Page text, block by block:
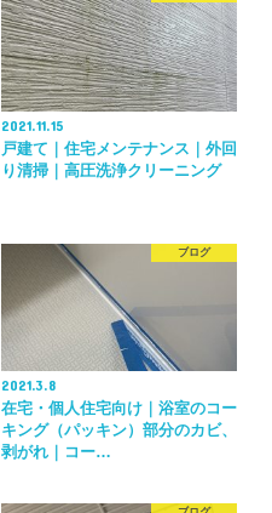
2021.11.15
戸建て｜住宅メンテナンス｜外回
り清掃｜高圧洗浄クリーニング
ブログ
2021.3.8
在宅・個人住宅向け｜浴室のコー
キング（パッキン）部分のカビ、
剥がれ｜コー…